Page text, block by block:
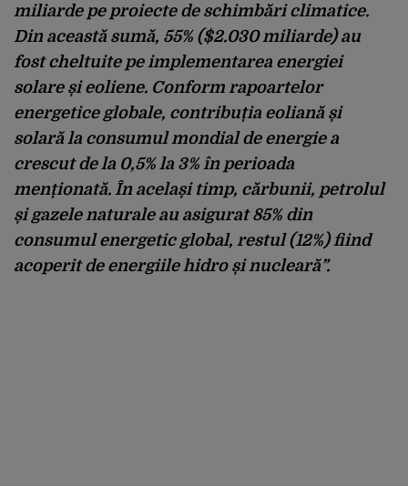
miliarde pe proiecte de schimbări climatice.
Din această sumă, 55% ($2.030 miliarde) au
fost cheltuite pe implementarea energiei
solare și eoliene. Conform rapoartelor
energetice globale, contribuția eoliană și
solară la consumul mondial de energie a
crescut de la 0,5% la 3% în perioada
menționată. În același timp, cărbunii, petrolul
și gazele naturale au asigurat 85% din
consumul energetic global, restul (12%) fiind
acoperit de energiile hidro și nucleară”.